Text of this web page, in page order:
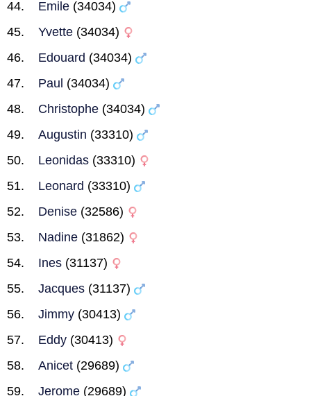
Emile (34034)
Yvette (34034)
Edouard (34034)
Paul (34034)
Christophe (34034)
Augustin (33310)
Leonidas (33310)
Leonard (33310)
Denise (32586)
Nadine (31862)
Ines (31137)
Jacques (31137)
Jimmy (30413)
Eddy (30413)
Anicet (29689)
Jerome (29689)